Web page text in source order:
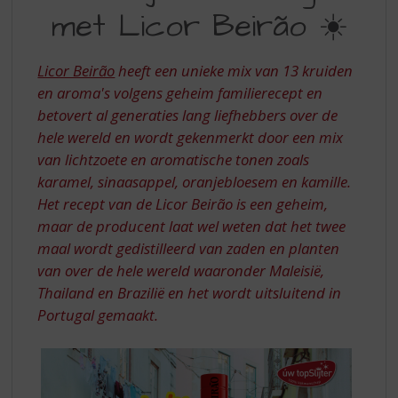
IN
MET
LICOR
BEIRAO
met Licor Beirão ☀️
Licor Beirãoheeft een unieke mix van 13 kruiden
en aroma's volgens geheim familierecept en
betovert al generaties lang liefhebbers over de
hele wereld en wordt gekenmerkt door een mix
van lichtzoete en aromatische tonen zoals
karamel, sinaasappel, oranjebloesem en kamille.
Het recept van de Licor Beirão is een geheim,
maar de producent laat wel weten dat het twee
maal wordt gedistilleerd van zaden en planten
van over de hele wereld waaronder Maleisië,
Thailand en Brazilië en het wordt uitsluitend in
Portugal gemaakt.